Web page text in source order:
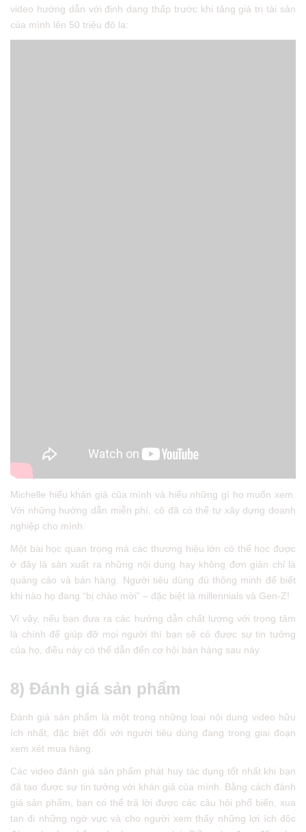
video hướng dẫn với định dạng thấp trước khi tăng giá trị tài sản
của mình lên 50 triệu đô la:
Michelle hiểu khán giả của mình và hiểu những gì họ muốn xem.
Với những hướng dẫn miễn phí, cô đã có thể tự xây dựng doanh
nghiệp cho mình.
Một bài học quan trọng mà các thương hiệu lớn có thể học được
ở đây là sản xuất ra những nội dung hay không đơn giản chỉ là
quảng cáo và bán hàng. Người tiêu dùng đủ thông minh để biết
khi nào họ đang “bị chào mời” – đặc biệt là millennials và Gen-Z!
Vì vậy, nếu bạn đưa ra các hướng dẫn chất lượng với trọng tâm
là chính để giúp đỡ mọi người thì bạn sẽ có được sự tin tưởng
của họ, điều này có thể dẫn đến cơ hội bán hàng sau này.
8) Đánh giá sản phẩm
Đánh giá sản phẩm là một trong những loại nội dung video hữu
ích nhất, đặc biệt đối với người tiêu dùng đang trong giai đoạn
xem xét mua hàng.
Các video đánh giá sản phẩm phát huy tác dụng tốt nhất khi bạn
đã tạo được sự tin tưởng với khán giả của mình. Bằng cách đánh
giá sản phẩm, bạn có thể trả lời được các câu hỏi phổ biến, xua
tan đi những ngờ vực và cho người xem thấy những lợi ích độc